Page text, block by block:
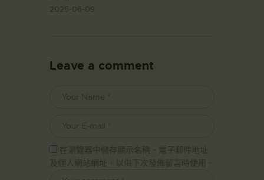
Leave a comment